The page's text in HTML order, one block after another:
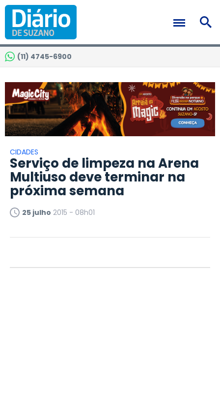
(11) 4745-6900
CIDADES
Serviço de limpeza na Arena
Multiuso deve terminar na
próxima semana
25 julho 2015 - 08h01